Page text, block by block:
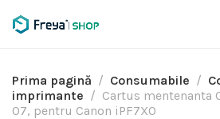
Prima pagină Consumabile
imprimante
Cartus mentenanta
07, pentru Canon iPF7X0